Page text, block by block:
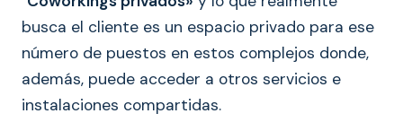
busca el cliente es un espacio privado para ese
número de puestos en estos complejos donde,
además, puede acceder a otros servicios e
instalaciones compartidas.